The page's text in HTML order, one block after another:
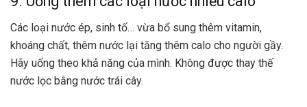
Các loại nước ép, sinh tố… vừa bổ sung thêm vitamin,
khoáng chất, thêm nước lại tăng thêm calo cho người gầy.
Hãy uống theo khả năng của mình. Không được thay thế
nước lọc bằng nước trái cây.